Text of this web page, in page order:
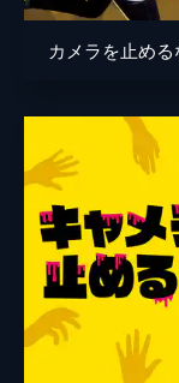
監督
脚本
音楽